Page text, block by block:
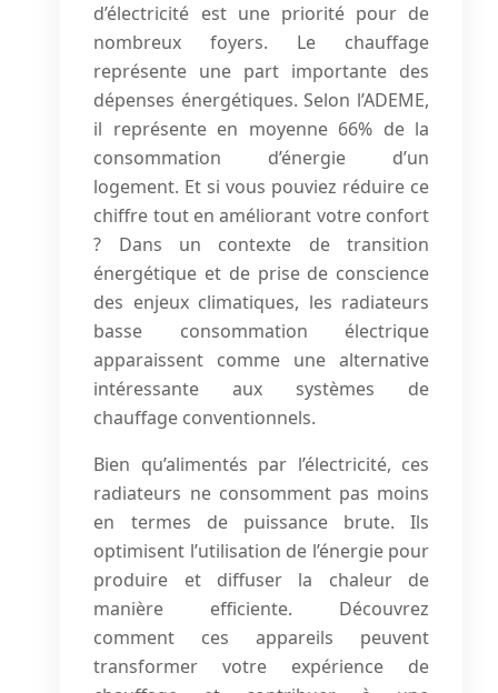
d’électricité est une priorité pour de
nombreux foyers. Le chauffage
représente une part importante des
dépenses énergétiques. Selon l’ADEME,
il représente en moyenne 66% de la
consommation d’énergie d’un
logement. Et si vous pouviez réduire ce
chiffre tout en améliorant votre confort
? Dans un contexte de transition
énergétique et de prise de conscience
des enjeux climatiques, les radiateurs
basse consommation électrique
apparaissent comme une alternative
intéressante aux systèmes de
chauffage conventionnels.
Bien qu’alimentés par l’électricité, ces
radiateurs ne consomment pas moins
en termes de puissance brute. Ils
optimisent l’utilisation de l’énergie pour
produire et diffuser la chaleur de
manière efficiente. Découvrez
comment ces appareils peuvent
transformer votre expérience de